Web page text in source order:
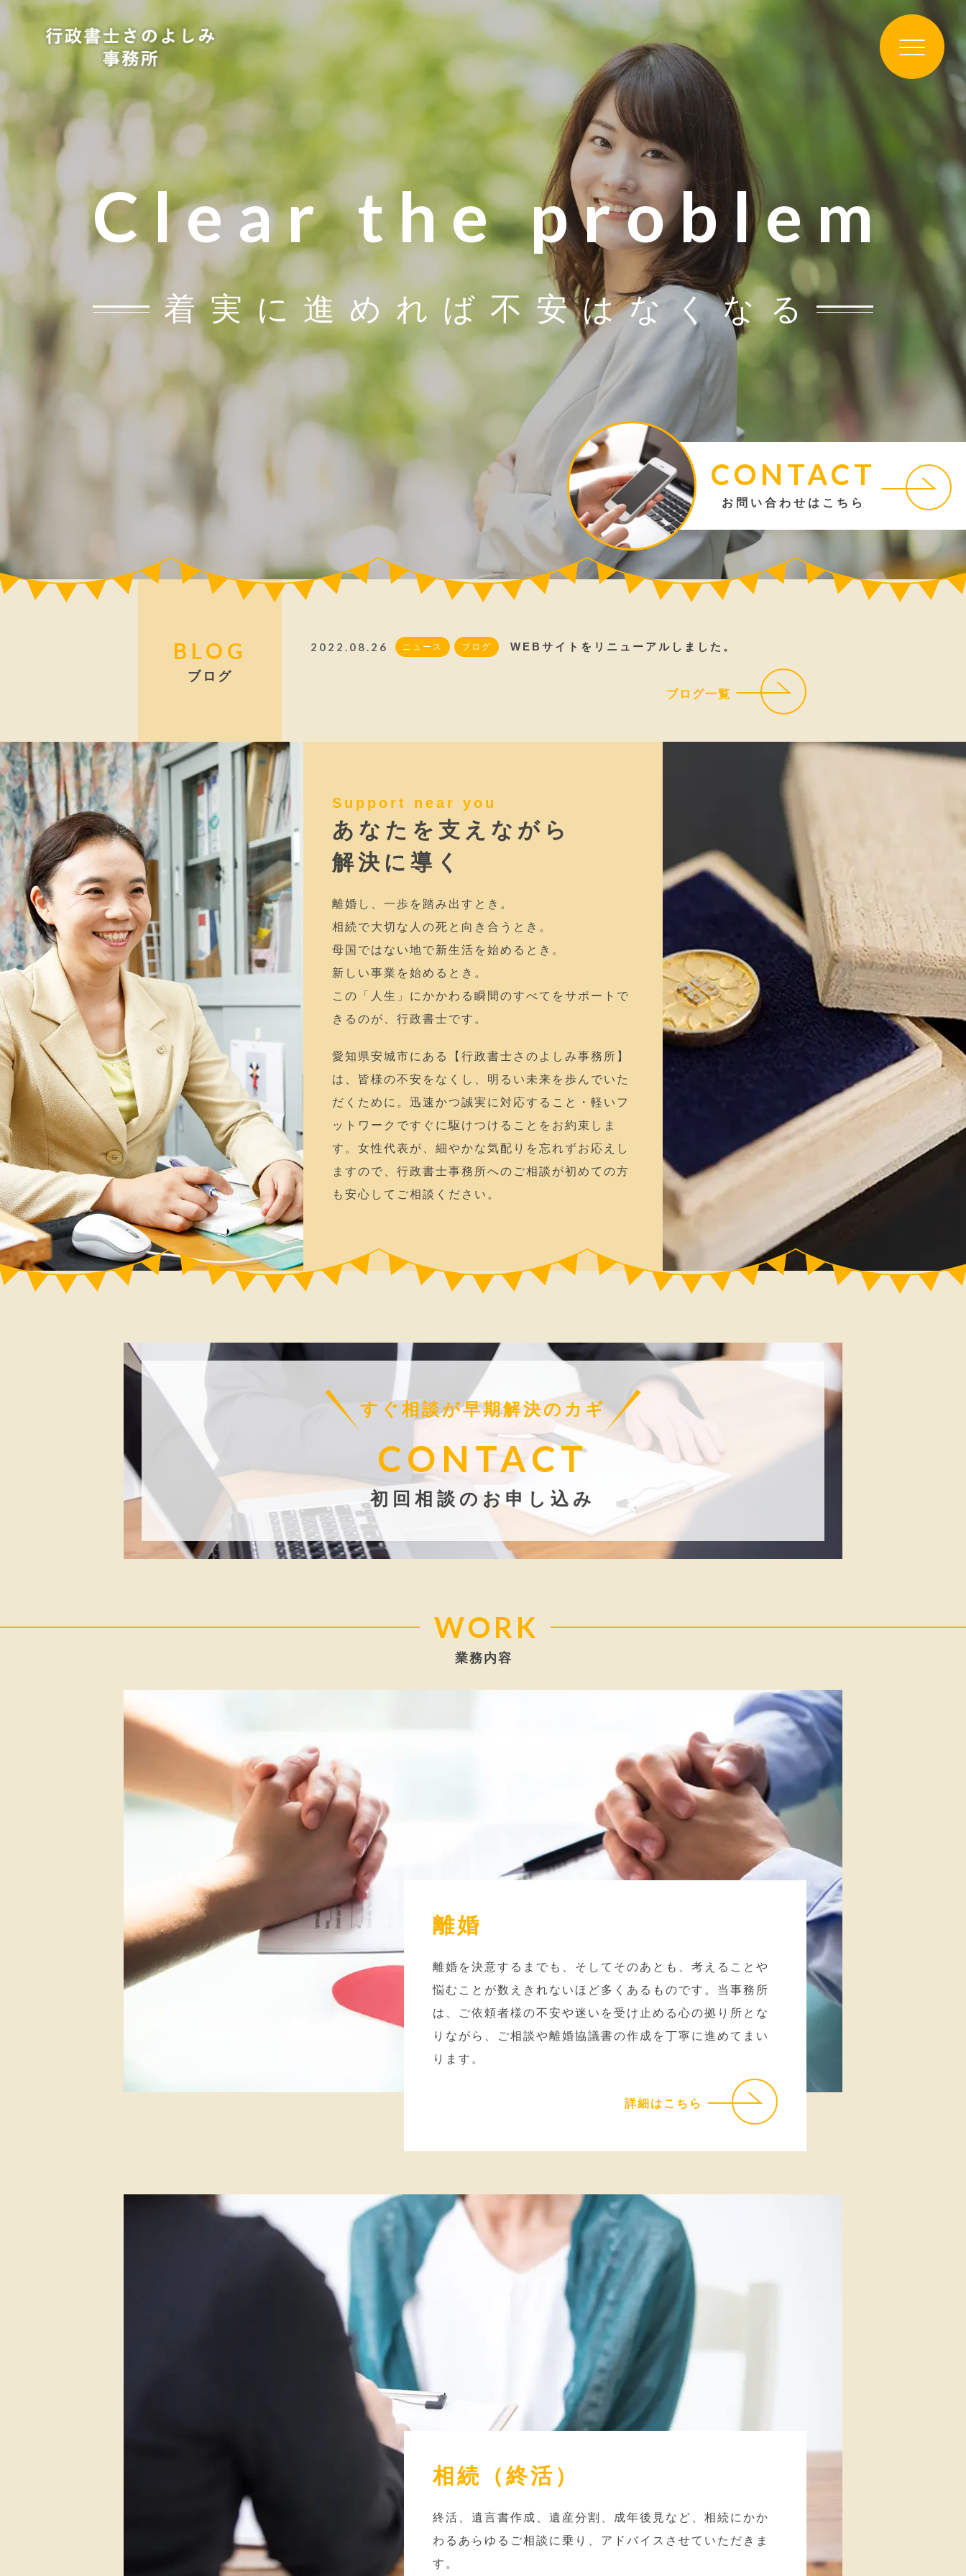
Clear the problem
着実に進めれば 不安はなくなる
CONTACT
お問い合わせはこちら
BLOG
ブログ
2022.08.26 ニュース ブログ WEBサイトをリニューアルしました。
ブログ一覧
Support near you
あなたを支えながら
解決に導く
離婚し、一歩を踏み出すとき。
相続で大切な人の死と向き合うとき。
母国ではない地で新生活を始めるとき。
新しい事業を始めるとき。
この「人生」にかかわる瞬間のすべてをサポートで
きるのが、行政書士です。
愛知県安城市にある【行政書士さのよしみ事務所】
は、皆様の不安をなくし、明るい未来を歩んでいた
だくために。迅速かつ誠実に対応すること・軽いフ
ットワークですぐに駆けつけることをお約束しま
す。女性代表が、細やかな気配りを忘れずお応えし
ますので、行政書士事務所へのご相談が初めての方
も安心してご相談ください。
すぐ相談が早期解決のカギ
CONTACT
初回相談のお申し込み
WORK
業務内容
離婚
離婚を決意するまでも、そしてそのあとも、考えることや
悩むことが数えきれないほど多くあるものです。当事務所
は、ご依頼者様の不安や迷いを受け止める心の拠り所とな
りながら、ご相談や離婚協議書の作成を丁寧に進めてまい
ります。
詳細はこちら
相続（終活）
終活、遺言書作成、遺産分割、成年後見など、相続にかか
わるあらゆるご相談に乗り、アドバイスさせていただきま
す。